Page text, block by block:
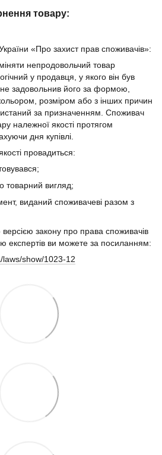
товару:
«Про захист прав споживачів»:
непродовольчий товар
у продавця, у якого він був
задовольнив його за формою,
розміром або з інших причин
за призначенням. Споживач
належної якості протягом
дня купівлі.
провадиться:
товарний вигляд;
виданий споживачеві разом з
закону про права споживачів
експертів ви можете за посиланням:
show/1023-12